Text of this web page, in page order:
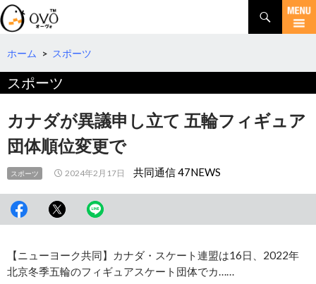
検
索
コ
テ
へ
動
ホーム > スポーツ
スポーツ
カナダが異議申し立て 五輪フィギュア
団体順位変更で
スポーツ 2024年2月17日 共同通信 47NEWS
【ニューヨーク共同】カナダ・スケート連盟は16日、2022年
北京冬季五輪のフィギュアスケート団体でカ……